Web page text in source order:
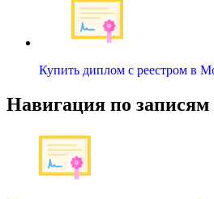
Купить диплом с реестром в
Навигация по записям